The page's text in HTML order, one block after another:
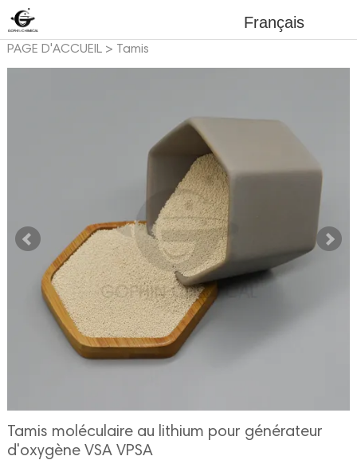
Français
PAGE D'ACCUEIL>
Tamis
moléculaire>Tamis
Tamis moléculaire au lithium pour générateur
d'oxygène VSA VPSA